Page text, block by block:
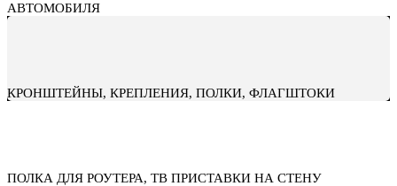
АВТОМОБИЛЯ
КРОНШТЕЙНЫ, КРЕПЛЕНИЯ, ПОЛКИ, ФЛАГШТОКИ
ПОЛКА ДЛЯ РОУТЕРА, ТВ ПРИСТАВКИ НА СТЕНУ